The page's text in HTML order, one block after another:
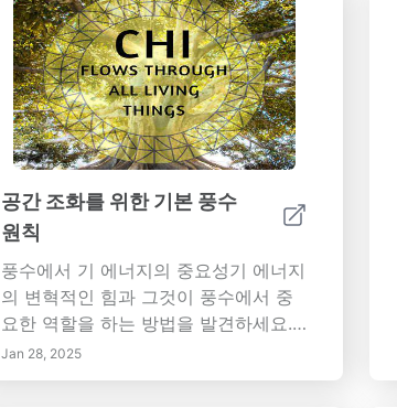
의 실제 응용- 일상 생활에서 색상의 현
재 트렌드와 중요성색채 심리학의 비밀
을 풀고 색상이 우리 세계에 어떻게 영
향을 미치는지에 대한 이해를 변화시켜
보세요!
- 지속 가능한 삶 이해하기: 환경 친화
적인 선택을 촉진하는 원칙과 탄소 발
자국을 줄이는 것의 중요성을 배웁니
다. - 지속 가능한 집 만들기: 귀하의 생
활 공간에 친환경 자재, 에너지 효율적
인 관행 및 물 절약 기술을 통합하는 팁
지속 가능한 자재가 집 디자인에서 어
떤 역할을 하는지 그리고 그것이 실내
공기 질 개선에 어떻게 기여하는지 이
해합니다. - 지역 사회 참여: 협력과 지
식 공유를 통해 지속 가능한 관행의 영
보세요. - 미래 전망: 스마트 홈 기술과
공간 조화를 위한 기본 풍수
원칙
풍수에서 기 에너지의 중요성기 에너지
의 변혁적인 힘과 그것이 풍수에서 중
요한 역할을 하는 방법을 발견하세요.
이 포괄적인 가이드는 기 에너지의 기
본, 우리의 주변 환경에 미치는 영향 및
Jan 28, 2025